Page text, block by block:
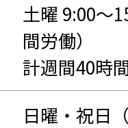
土曜 9:00〜
間労働）
計週間40時
日曜・祝日